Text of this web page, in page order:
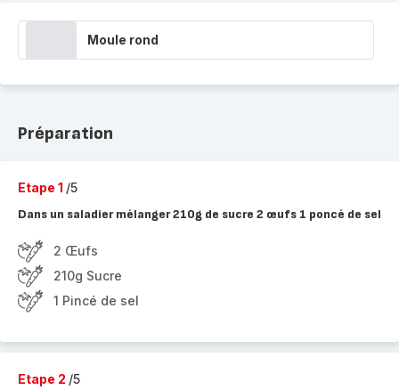
Moule rond
Préparation
Etape 1 /5
Dans un saladier mélanger 210g de sucre 2 œufs 1 poncé de sel
2 Œufs
210g Sucre
1 Pincé de sel
Etape 2 /5